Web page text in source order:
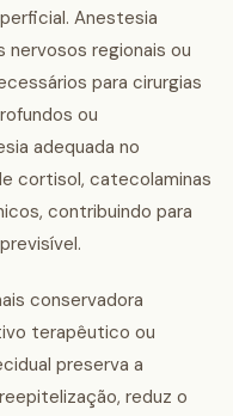
Anestesia
nervosos regionais ou
para cirurgias
ou
adequada no
cortisol, catecolaminas
contribuindo para
conservadora
terapêutico ou
preserva a
reduz o